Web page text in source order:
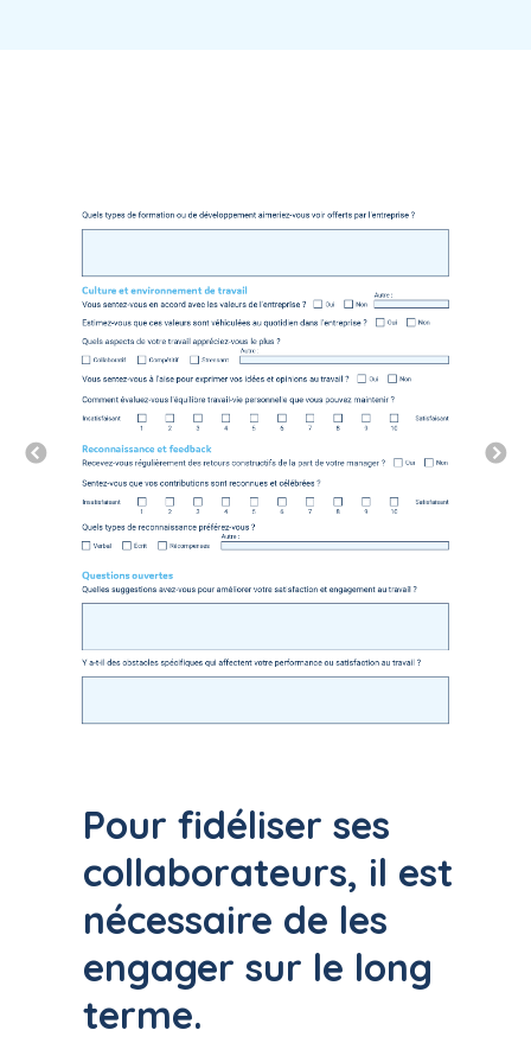
Pour fidéliser ses
collaborateurs, il est
nécessaire de les
engager sur le long
terme.